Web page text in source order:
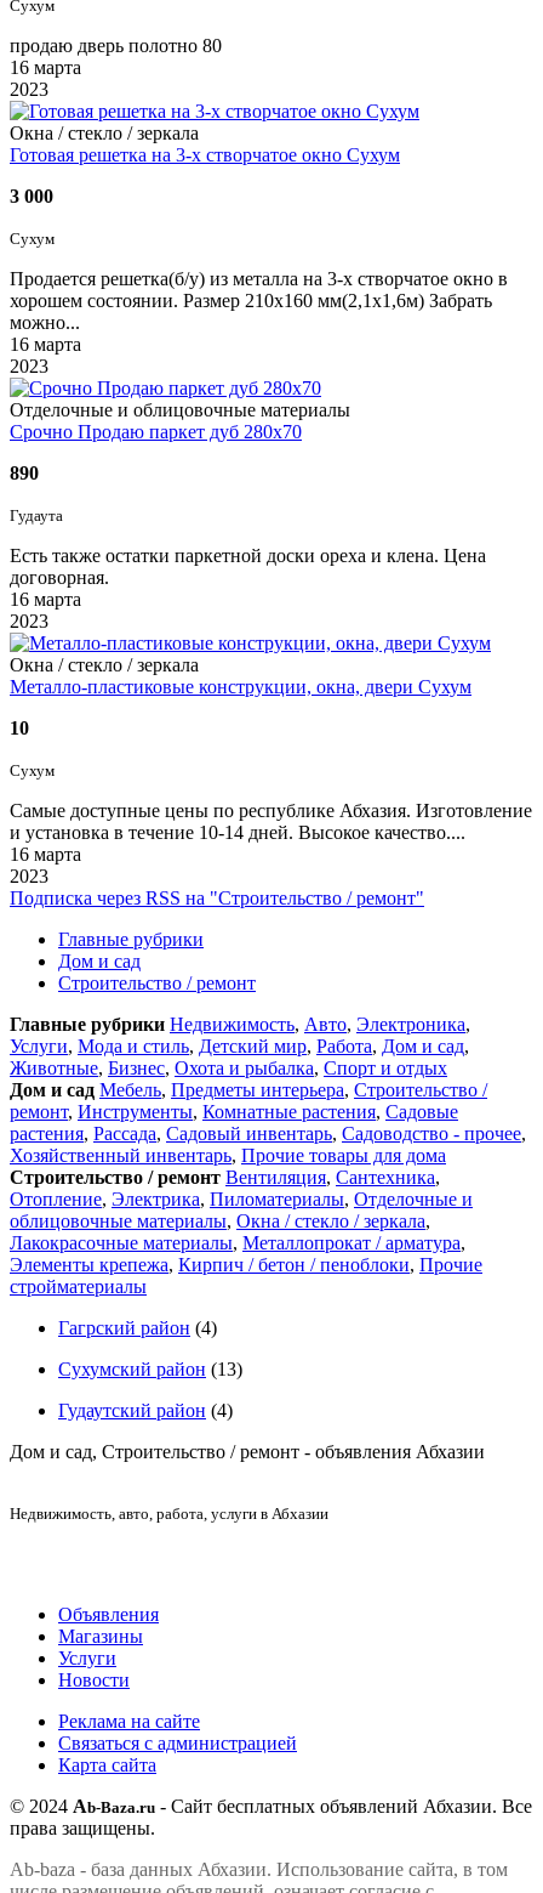
Сухум
продаю дверь полотно 80
16 марта
2023
Окна / стеклo / зеркала
Готовая решетка на 3-х створчатое окно Сухум
3 000
Сухум
Продается решетка(б/у) из металла на 3-х створчатое окно в
хорошем состоянии. Размер 210х160 мм(2,1х1,6м) Забрать
можно...
16 марта
2023
Отделочные и облицовочные материалы
Срочно Продаю паркет дуб 280х70
890
Гудаута
Есть также остатки паркетной доски ореха и клена. Цена
договорная.
16 марта
2023
Окна / стеклo / зеркала
Металло-пластиковые конструкции, окна, двери Сухум
10
Сухум
Самые доступные цены по республике Абхазия. Изготовление
и установка в течение 10-14 дней. Высокое качество....
16 марта
2023
Подписка через RSS на "Строительство / ремонт"
Главные рубрики
Дом и сад
Строительство / ремонт
Главные рубрики Недвижимость, Авто, Электроника,
Услуги, Мода и стиль, Детский мир, Работа, Дом и сад,
Животные, Бизнес, Охота и рыбалка, Спорт и отдых
Дом и сад Мебель, Предметы интерьера, Строительство /
ремонт, Инструменты, Комнатные растения, Садовые
растения, Рассада, Садовый инвентарь, Садоводство - прочее,
Хозяйственный инвентарь, Прочие товары для дома
Строительство / ремонт Вентиляция, Сантехника,
Отопление, Электрика, Пиломатериалы, Отделочные и
облицовочные материалы, Окна / стеклo / зеркала,
Лакокрасочные материалы, Металлопрокат / арматура,
Элементы крепежа, Кирпич / бетон / пеноблоки, Прочие
стройматериалы
Гагрский район (4)
Сухумский район (13)
Гудаутский район (4)
Дом и сад, Строительство / ремонт - объявления Абхазии
Недвижимость , авто, работа, услуги в Абхазии
Объявления
Магазины
Услуги
Новости
Реклама на сайте
Связаться с администрацией
Карта сайта
© 2024 Ab-Baza.ru - Сайт бесплатных объявлений Абхазии. Все
права защищены.
Ab-baza - база данных Абхазии. Использование сайта, в том